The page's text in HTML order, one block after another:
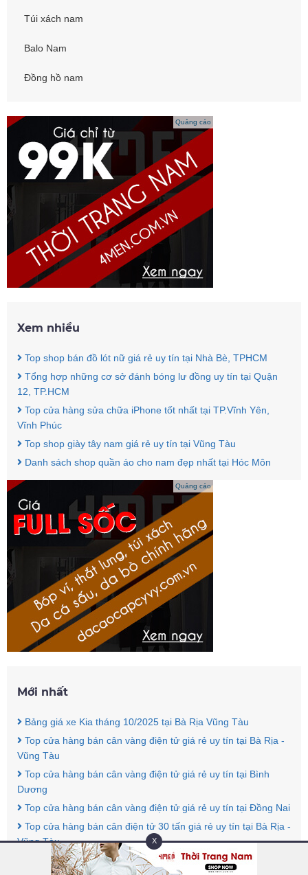
Túi xách nam
Balo Nam
Đồng hồ nam
Quảng cáo
Xem nhiều
Top shop bán đồ lót nữ giá rẻ uy tín tại Nhà Bè, TPHCM
Tổng hợp những cơ sở đánh bóng lư đồng uy tín tại Quận
12, TP.HCM
Top cửa hàng sửa chữa iPhone tốt nhất tại TP.Vĩnh Yên,
Vĩnh Phúc
Top shop giày tây nam giá rẻ uy tín tại Vũng Tàu
Danh sách shop quần áo cho nam đẹp nhất tại Hóc Môn
Quảng cáo
Mới nhất
Bảng giá xe Kia tháng 10/2025 tại Bà Rịa Vũng Tàu
Top cửa hàng bán cân vàng điện tử giá rẻ uy tín tại Bà Rịa -
Vũng Tàu
Top cửa hàng bán cân vàng điện tử giá rẻ uy tín tại Bình
Dương
Top cửa hàng bán cân vàng điện tử giá rẻ uy tín tại Đồng Nai
Top cửa hàng bán cân điện tử 30 tấn giá rẻ uy tín tại Bà Rịa -
Vũng Tàu
X